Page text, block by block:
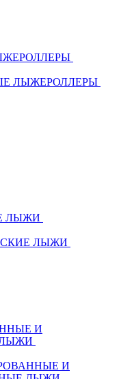
ЛЫЖЕРОЛЛЕРЫ
ЛЫЖИ
ЛЫЖИ
И
И